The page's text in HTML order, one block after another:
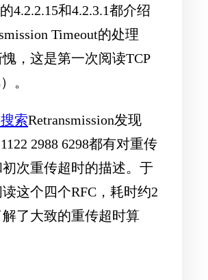
4.2.2.15和4.2.3.1都介绍
Timeout的处理
愧，这是第一次阅读TCP
。
索Retransmission发现
2988 6298都有对重传
次重传超时的描述。于
这个四个RFC，耗时约2
了大致的重传超时算